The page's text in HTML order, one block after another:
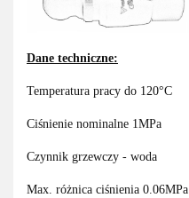
Dane techniczne:
Temperatura pracy do 120°C
Ciśnienie nominalne 1MPa
Czynnik grzewczy - woda
Max. różnica ciśnienia 0.06MPa